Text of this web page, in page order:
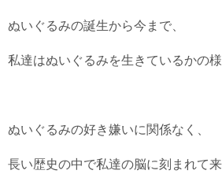
ぬいぐるみの誕生から今まで、
私達はぬいぐるみを生きているかの
ぬいぐるみの好き嫌いに関係なく、
長い歴史の中で私達の脳に刻まれて来